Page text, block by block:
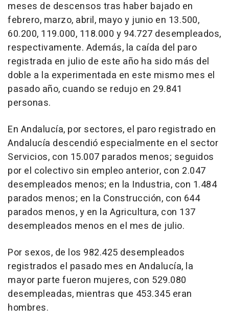
meses de descensos tras haber bajado en
febrero, marzo, abril, mayo y junio en 13.500,
60.200, 119.000, 118.000 y 94.727 desempleados,
respectivamente. Además, la caída del paro
registrada en julio de este año ha sido más del
doble a la experimentada en este mismo mes el
pasado año, cuando se redujo en 29.841
personas.
En Andalucía, por sectores, el paro registrado en
Andalucía descendió especialmente en el sector
Servicios, con 15.007 parados menos; seguidos
por el colectivo sin empleo anterior, con 2.047
desempleados menos; en la Industria, con 1.484
parados menos; en la Construcción, con 644
parados menos, y en la Agricultura, con 137
desempleados menos en el mes de julio.
Por sexos, de los 982.425 desempleados
registrados el pasado mes en Andalucía, la
mayor parte fueron mujeres, con 529.080
desempleadas, mientras que 453.345 eran
hombres.